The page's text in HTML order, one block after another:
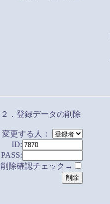
２．登録データの削除
変更する人：
ID:
PASS:
削除確認チェック→